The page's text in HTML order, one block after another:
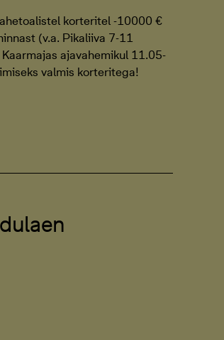
korteritel -10000 €
(v.a. Pikaliiva 7-11
ajavahemikul 11.05-
valmis korteritega!